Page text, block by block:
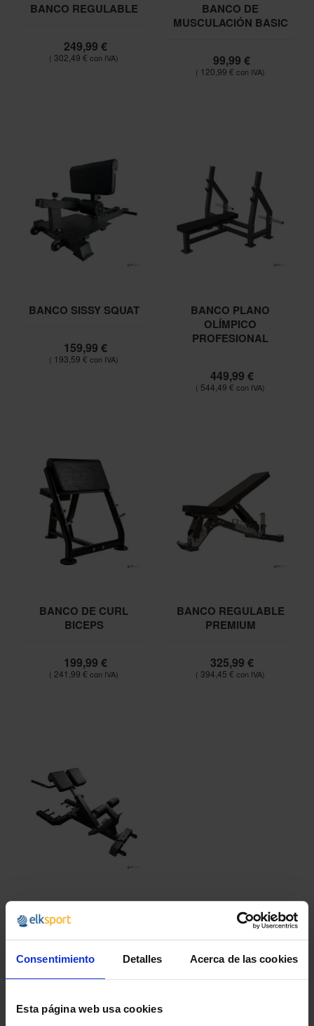
Consentimiento Detalles Acerca de las cookies
Esta página web usa cookies
BANCO REGULABLE
249,99 €
302,49 €
BANCO DE
MUSCULACIÓN BASIC
99,99 €
120,99 €
BANCO SISSY SQUAT
159,99 €
193,59 €
BANCO PLANO
OLÍMPICO
PROFESIONAL
449,99 €
544,49 €
BANCO DE CURL
BICEPS
199,99 €
241,99 €
BANCO REGULABLE
PREMIUM
325,99 €
394,45 €
BANCO DE
HIPEREXTENSIÓN
325,99 €